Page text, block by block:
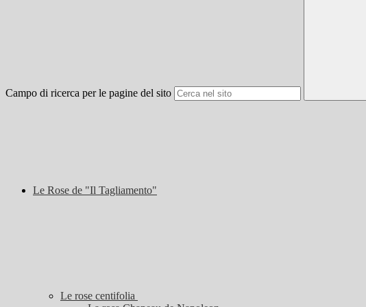
Campo di ricerca per le pagine del sito
Le Rose de "Il Tagliamento"
Le rose centifolia